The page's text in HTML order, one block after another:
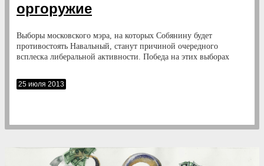
оргоружие
Выборы московского мэра, на которых Собянину будет
противостоять Навальный, станут причиной очередного
всплеска либеральной активности. Победа на этих выборах
победой. Задолго до этих выборов начинает взбухать Болотная.
У этой новой Болотной есть новый опыт, новый кумир, новая
25 июля 2013